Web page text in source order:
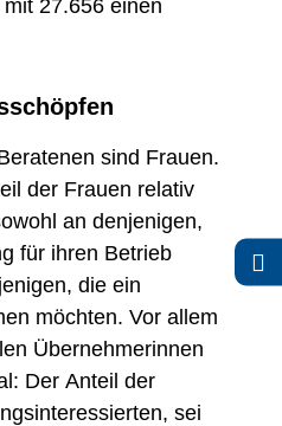
27.656 einen
sind Frauen.
der Frauen relativ
an denjenigen,
für ihren Betrieb
die ein
möchten. Vor allem
Übernehmerinnen
Der Anteil der
sei